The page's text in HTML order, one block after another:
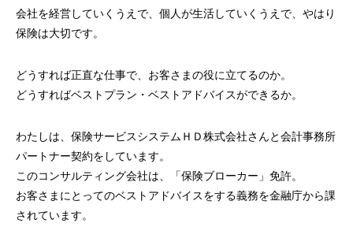
会社を経営していくうえで、個人が生活していくうえで、 やはり
保険は大切です。
どうすれば正直な仕事で、お客さまの役に立てるのか。
どうすればベストプラン・ベストアドバイスができるか。
わたしは、 保険サービスシステムＨＤ株式会社さんと会計事務所
パートナー契約をしています。
このコンサルティング会社は、「保険ブローカー」免許。
お客さまにとってのベストアドバイスをする義務を金融庁から課
されています。